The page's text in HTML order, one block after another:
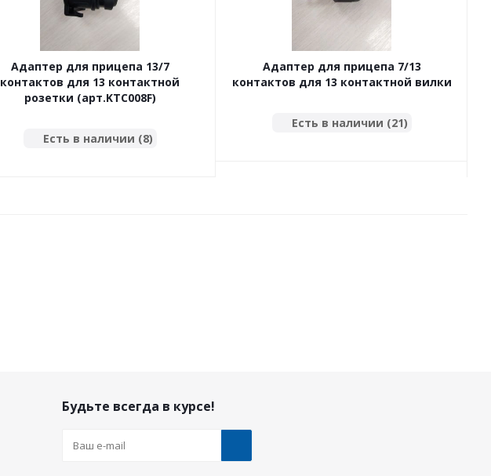
Адаптер для прицепа 13/7
контактов для 13 контактной
розетки (арт.KTC008F)
Есть в наличии (8)
Адаптер для прицепа 7/13
контактов для 13 контактной вилки
Есть в наличии (21)
Будьте всегда в курсе!